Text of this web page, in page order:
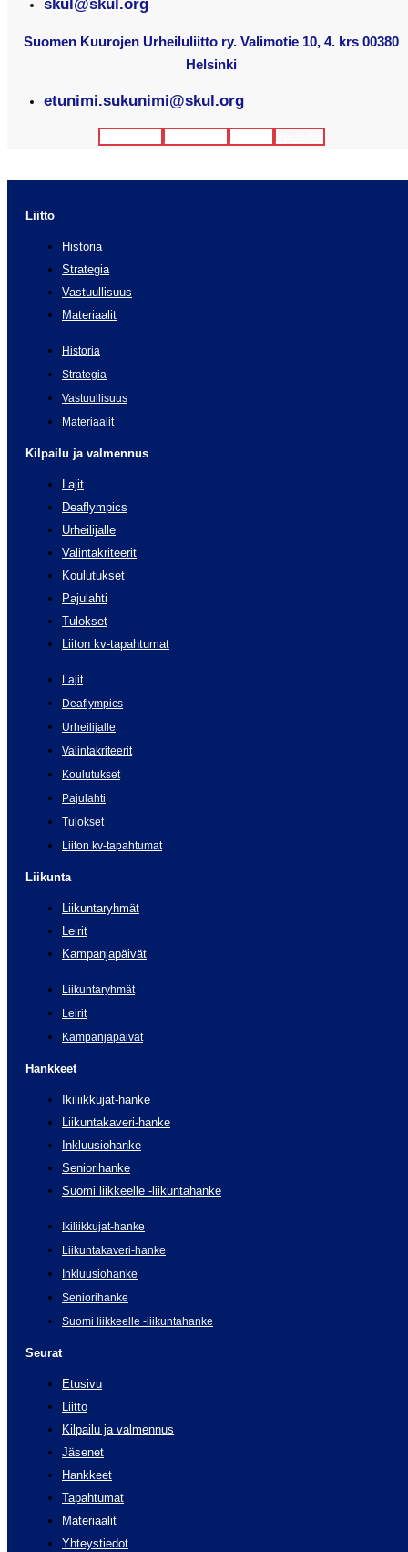
skul@skul.org
Suomen Kuurojen Urheiluliitto ry. Valimotie 10, 4. krs 00380
Helsinki
etunimi.sukunimi@skul.org
Liitto
Historia
Strategia
Vastuullisuus
Materiaalit
Historia
Strategia
Vastuullisuus
Materiaalit
Kilpailu ja valmennus
Lajit
Deaflympics
Urheilijalle
Valintakriteerit
Koulutukset
Pajulahti
Tulokset
Liiton kv-tapahtumat
Lajit
Deaflympics
Urheilijalle
Valintakriteerit
Koulutukset
Pajulahti
Tulokset
Liiton kv-tapahtumat
Liikunta
Liikuntaryhmät
Leirit
Kampanjapäivät
Liikuntaryhmät
Leirit
Kampanjapäivät
Hankkeet
Ikiliikkujat-hanke
Liikuntakaveri-hanke
Inkluusiohanke
Seniorihanke
Suomi liikkeelle -liikuntahanke
Ikiliikkujat-hanke
Liikuntakaveri-hanke
Inkluusiohanke
Seniorihanke
Suomi liikkeelle -liikuntahanke
Seurat
Etusivu
Liitto
Kilpailu ja valmennus
Jäsenet
Hankkeet
Tapahtumat
Materiaalit
Yhteystiedot